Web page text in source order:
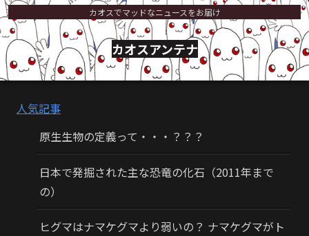
カオスでマッドなニュースをお届け
カオスアンテナ
人気記事
原生生物の定義って・・・？？？
日本で発掘された主な恐竜の化石（2011年まで
の）
ヒグマはナマケグマより弱いの？ ナマケグマがト